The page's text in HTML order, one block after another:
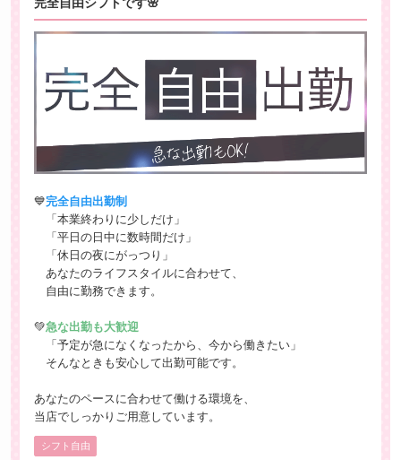
完全自由シフトです🌸
💙完全自由出勤制
「本業終わりに少しだけ」
「平日の日中に数時間だけ」
「休日の夜にがっつり」
あなたのライフスタイルに合わせて、
自由に勤務できます。
💚急な出勤も大歓迎
「予定が急になくなったから、今から働きたい」
そんなときも安心して出勤可能です。
あなたのペースに合わせて働ける環境を、
当店でしっかりご用意しています。
シフト自由